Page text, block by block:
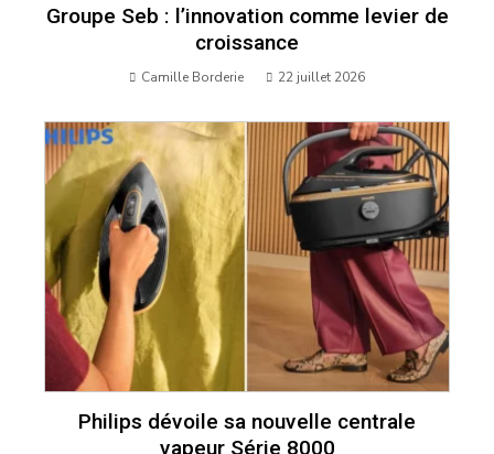
Groupe Seb : l’innovation comme levier de
croissance
Camille Borderie 22 juillet 2026
Philips dévoile sa nouvelle centrale
vapeur Série 8000